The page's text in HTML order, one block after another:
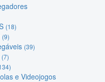
(18)
(9)
(39)
(7)
e Videojogos